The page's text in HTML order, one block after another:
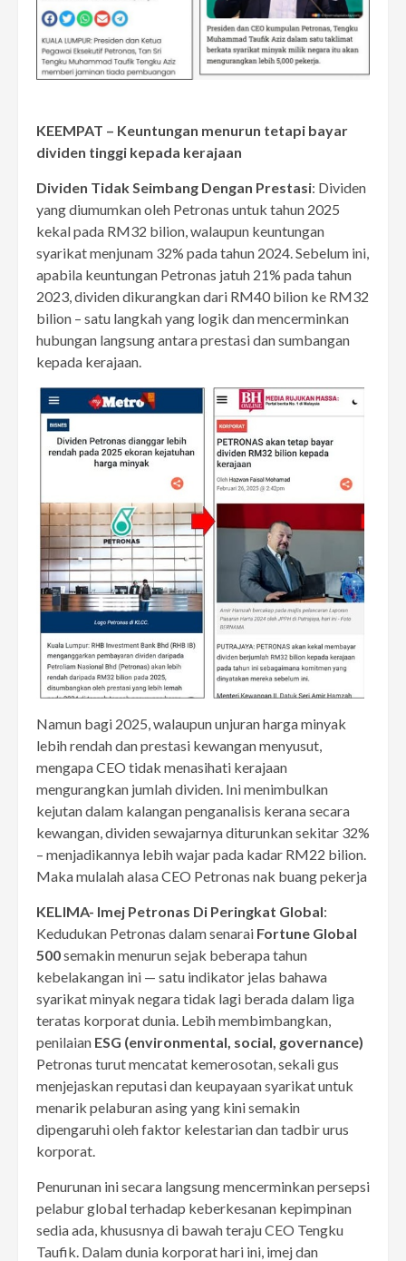
KEEMPAT – Keuntungan menurun tetapi bayar
dividen tinggi kepada kerajaan
Dividen Tidak Seimbang Dengan Prestasi: Dividen
yang diumumkan oleh Petronas untuk tahun 2025
kekal pada RM32 bilion, walaupun keuntungan
syarikat menjunam 32% pada tahun 2024. Sebelum ini,
apabila keuntungan Petronas jatuh 21% pada tahun
2023, dividen dikurangkan dari RM40 bilion ke RM32
bilion – satu langkah yang logik dan mencerminkan
hubungan langsung antara prestasi dan sumbangan
kepada kerajaan.
Namun bagi 2025, walaupun unjuran harga minyak
lebih rendah dan prestasi kewangan menyusut,
mengapa CEO tidak menasihati kerajaan
mengurangkan jumlah dividen. Ini menimbulkan
kejutan dalam kalangan penganalisis kerana secara
kewangan, dividen sewajarnya diturunkan sekitar 32%
– menjadikannya lebih wajar pada kadar RM22 bilion.
Maka mulalah alasa CEO Petronas nak buang pekerja
KELIMA- Imej Petronas Di Peringkat Global:
Kedudukan Petronas dalam senarai Fortune Global
500semakin menurun sejak beberapa tahun
kebelakangan ini — satu indikator jelas bahawa
syarikat minyak negara tidak lagi berada dalam liga
teratas korporat dunia. Lebih membimbangkan,
penilaian ESG (environmental, social, governance)
Petronas turut mencatat kemerosotan, sekali gus
menjejaskan reputasi dan keupayaan syarikat untuk
menarik pelaburan asing yang kini semakin
dipengaruhi oleh faktor kelestarian dan tadbir urus
korporat.
Penurunan ini secara langsung mencerminkan persepsi
pelabur global terhadap keberkesanan kepimpinan
sedia ada, khususnya di bawah teraju CEO Tengku
Taufik. Dalam dunia korporat hari ini, imej dan